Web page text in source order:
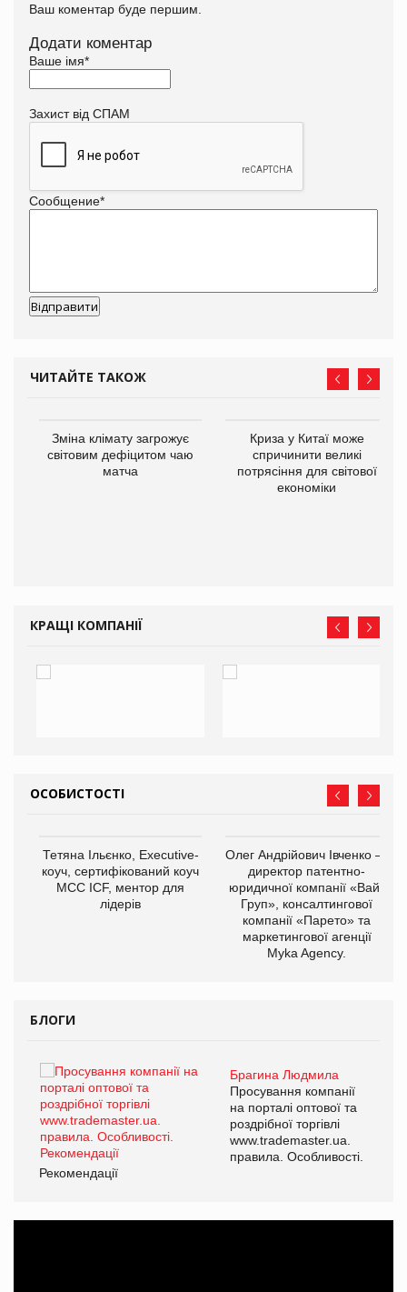
Ваш коментар буде першим.
Додати коментар
Ваше імя*
Захист від СПАМ
Сообщение*
ЧИТАЙТЕ ТАКОЖ
Зміна клімату загрожує
світовим дефіцитом чаю
матча
Криза у Китаї може
спричинити великі
потрясіння для світової
економіки
КРАЩІ КОМПАНІЇ
ОСОБИСТОСТІ
Тетяна Ільєнко, Executive-
коуч, сертифікований коуч
МСС ICF, ментор для
лідерів
Олег Андрійович Івченко —
директор патентно-
юридичної компанії «Вайз
Груп», консалтингової
компанії «Парето» та
маркетингової агенції
Myka Agency.
БЛОГИ
Брагина Людмила
Просування компанії
на порталі оптової та
роздрібної торгівлі
www.trademaster.ua.
правила. Особливості.
Рекомендації